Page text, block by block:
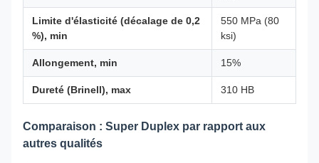
Limite d'élasticité (décalage de 0,2
%), min
550 MPa (80
ksi)
Allongement, min 15%
Dureté (Brinell), max 310 HB
Comparaison : Super Duplex par rapport aux
autres qualités